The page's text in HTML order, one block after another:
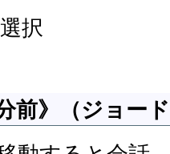
択
前》（ジョー